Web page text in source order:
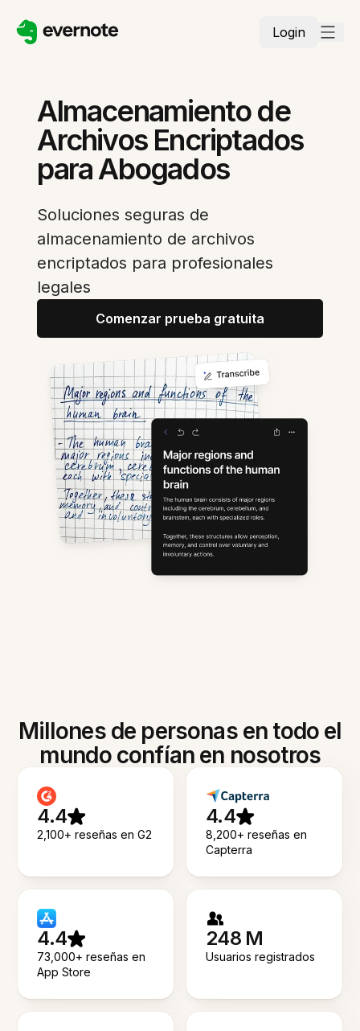
Login
Almacenamiento de
Archivos Encriptados
para Abogados
Soluciones seguras de
almacenamiento de archivos
encriptados para profesionales
legales
Comenzar prueba gratuita
Millones de personas en todo el
mundo confían en nosotros
4.4
2,100+ reseñas en G2
4.4
8,200+ reseñas en
Capterra
4.4
73,000+ reseñas en
App Store
248 M
Usuarios registrados